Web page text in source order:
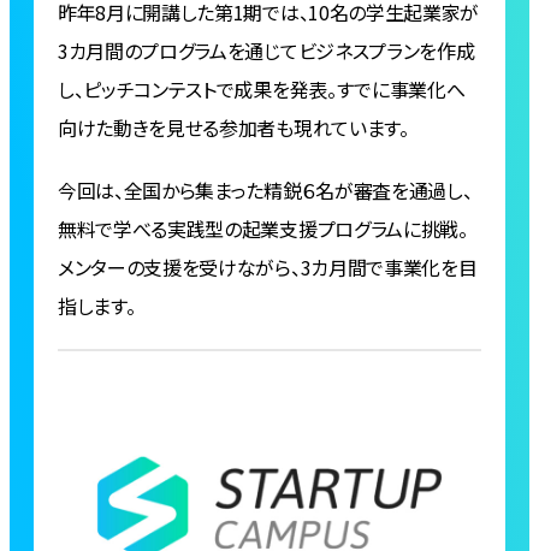
昨年8月に開講した第1期では、10名の学生起業家が
3カ月間のプログラムを通じてビジネスプランを作成
し、ピッチコンテストで成果を発表。すでに事業化へ
向けた動きを見せる参加者も現れています。
今回は、全国から集まった精鋭６名が審査を通過し、
無料で学べる実践型の起業支援プログラムに挑戦。
メンターの支援を受けながら、3カ月間で事業化を目
指します。